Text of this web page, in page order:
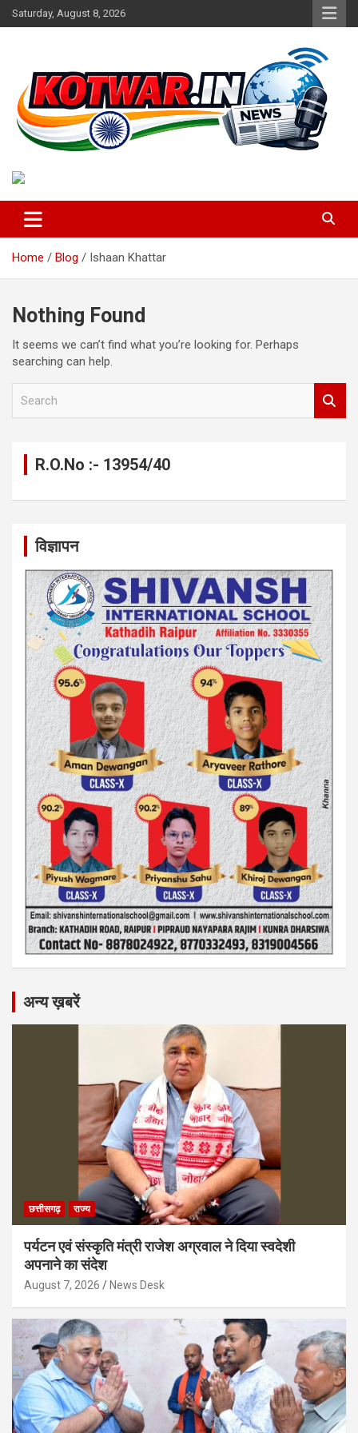
Skip
to
Saturday, August 8, 2026
kotwar.in
Home Blog Ishaan Khattar
Nothing Found
It seems we can’t find what you’re looking for. Perhaps
searching can help.
R.O.No :- 13954/40
विज्ञापन
अन्य ख़बरें
छत्तीसगढ़ राज्य
पर्यटन एवं संस्कृति मंत्री राजेश अग्रवाल ने दिया स्वदेशी
अपनाने का संदेश
August 7, 2026 News Desk